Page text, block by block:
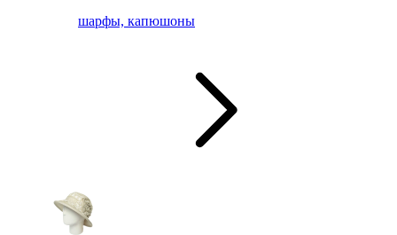
шарфы, капюшоны